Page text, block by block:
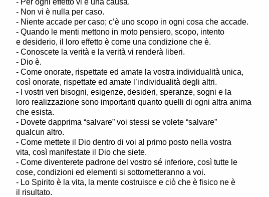
- Per ogni effetto vi è una causa.
- Non vi è nulla per caso.
- Niente accade per caso; c’è uno scopo in ogni cosa che accade.
- Quando le menti mettono in moto pensiero, scopo, intento
e desiderio, il loro effetto è come una condizione che è.
- Conoscete la verità e la verità vi renderà liberi.
- Dio è.
- Come onorate, rispettate ed amate la vostra individualità unica,
così onorate, rispettate ed amate l’individualità degli altri.
- I vostri veri bisogni, esigenze, desideri, speranze, sogni e la
loro realizzazione sono importanti quanto quelli di ogni altra anima
che esista.
- Dovete dapprima “salvare” voi stessi se volete “salvare”
qualcun altro.
- Come mettete il Dio dentro di voi al primo posto nella vostra
vita, così manifestate il Dio che siete.
- Come diventerete padrone del vostro sé inferiore, così tutte le
cose, condizioni ed elementi si sottometteranno a voi.
- Lo Spirito è la vita, la mente costruisce e ciò che è fisico ne è
il risultato.